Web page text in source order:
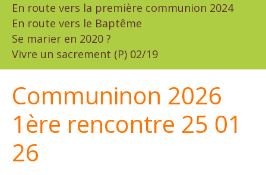
En route vers la première communion 2024
En route vers le Baptême
Se marier en 2020 ?
Vivre un sacrement (P) 02/19
Communinon 2026
1ère rencontre 25 01
26